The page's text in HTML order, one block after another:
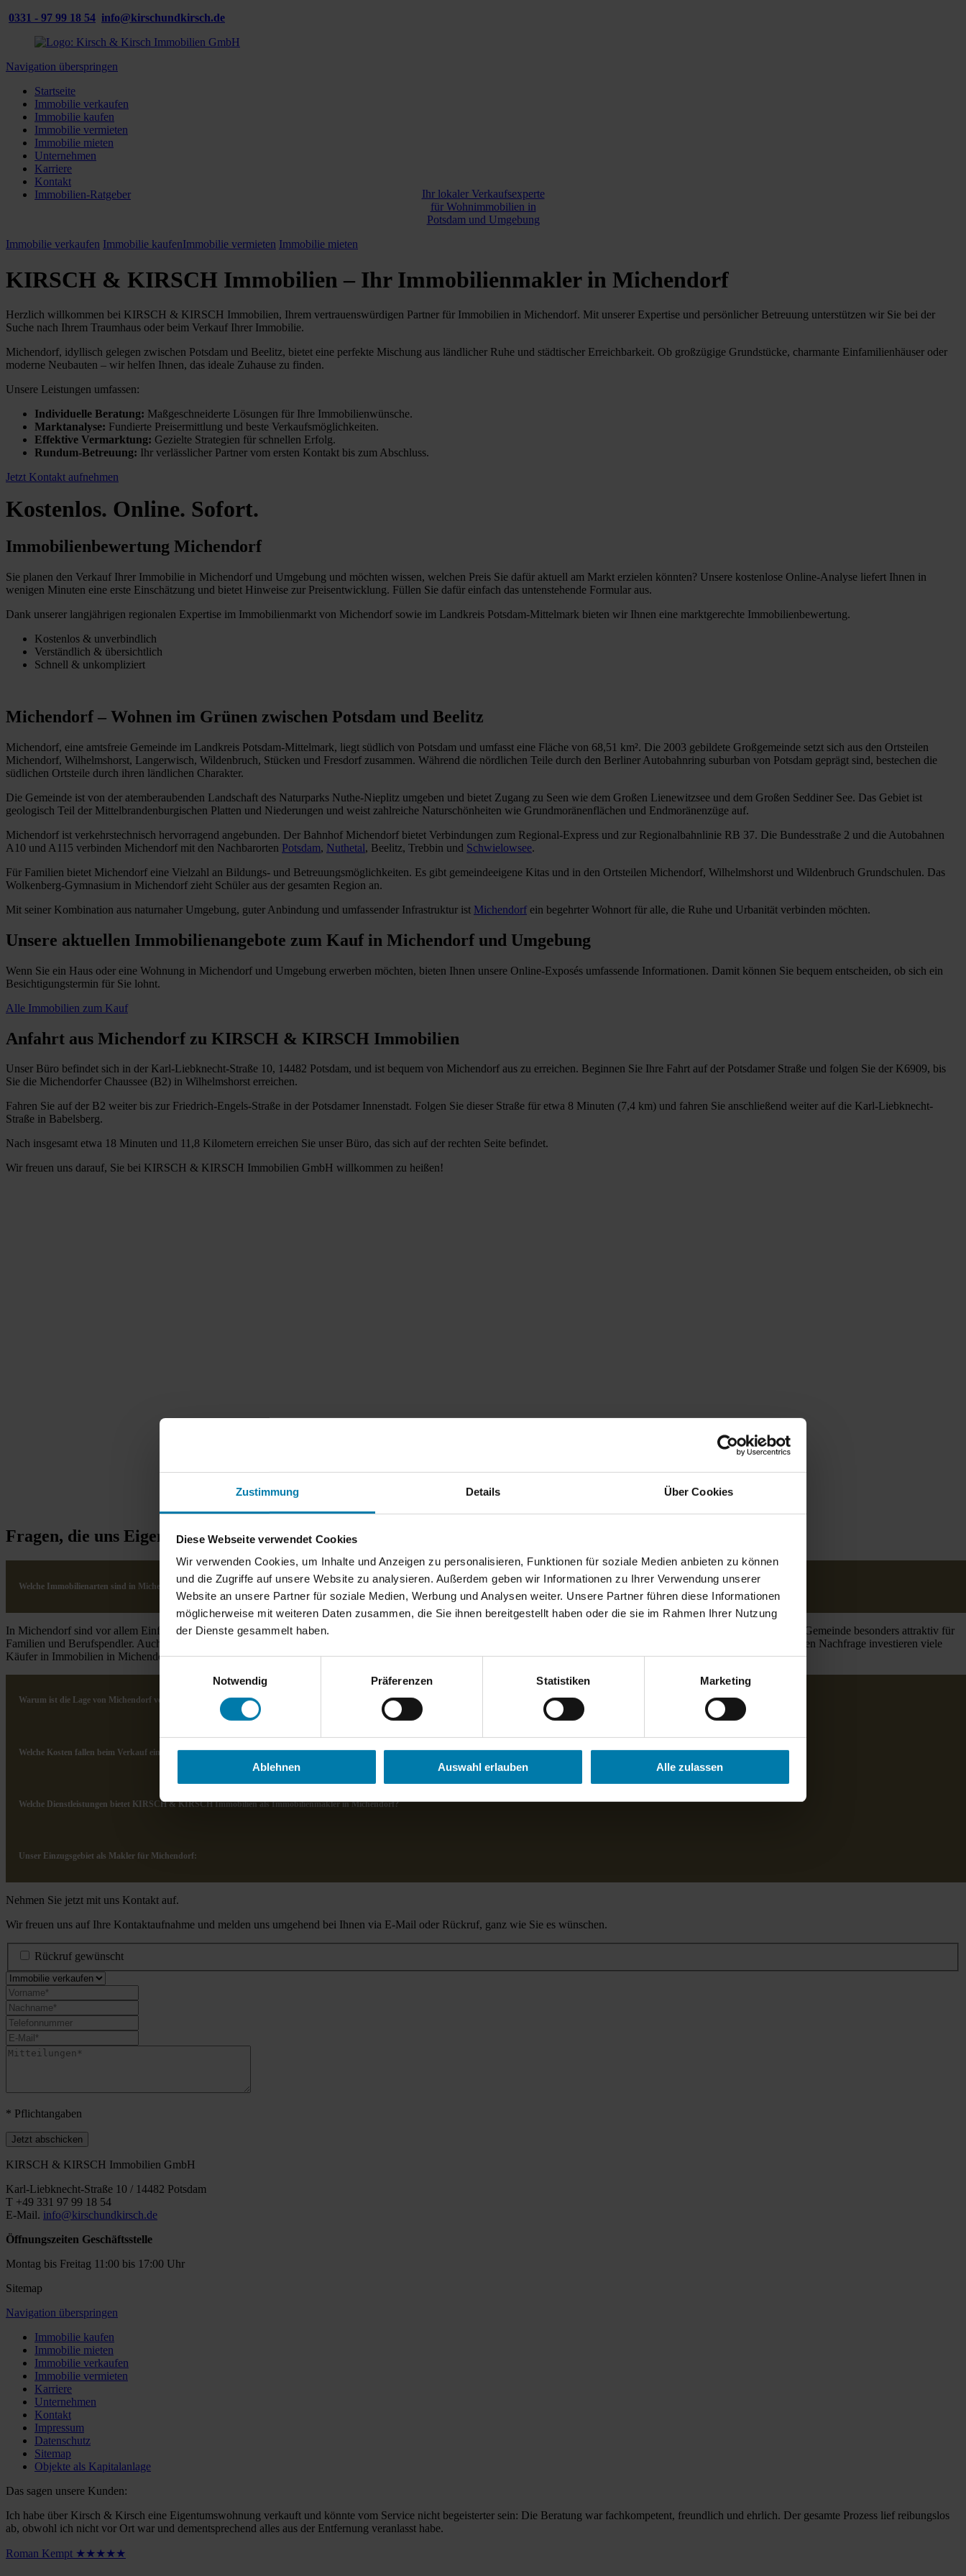
Zustimmung Details Über Cookies
Diese Webseite verwendet Cookies
Wir verwenden Cookies, um Inhalte und Anzeigen zu personalisieren, Funktionen für soziale Medien anbieten zu können
und die Zugriffe auf unsere Website zu analysieren. Außerdem geben wir Informationen zu Ihrer Verwendung unserer
Website an unsere Partner für soziale Medien, Werbung und Analysen weiter. Unsere Partner führen diese Informationen
möglicherweise mit weiteren Daten zusammen, die Sie ihnen bereitgestellt haben oder die sie im Rahmen Ihrer Nutzung
der Dienste gesammelt haben.
Einwilligungsauswahl
Notwendig
Präferenzen Statistiken Marketing
Ablehnen Auswahl erlauben Alle zulassen
0331 - 97 99 18 54 info@kirschundkirsch.de
Navigation überspringen
Startseite
Immobilie verkaufen
Immobilie kaufen
Immobilie vermieten
Immobilie mieten
Unternehmen
Karriere
Kontakt
Immobilien-Ratgeber
Ihr lokaler Verkaufsexperte
für Wohnimmobilien in
Potsdam und Umgebung
Immobilie verkaufen Immobilie kaufenImmobilie vermieten Immobilie mieten
KIRSCH & KIRSCH Immobilien – Ihr Immobilienmakler in Michendorf
Herzlich willkommen bei KIRSCH & KIRSCH Immobilien, Ihrem vertrauenswürdigen Partner für Immobilien in Michendorf. Mit unserer Expertise und persönlicher Betreuung unterstützen wir Sie bei der
Suche nach Ihrem Traumhaus oder beim Verkauf Ihrer Immobilie.
Michendorf, idyllisch gelegen zwischen Potsdam und Beelitz, bietet eine perfekte Mischung aus ländlicher Ruhe und städtischer Erreichbarkeit. Ob großzügige Grundstücke, charmante Einfamilienhäuser oder
moderne Neubauten – wir helfen Ihnen, das ideale Zuhause zu finden.
Unsere Leistungen umfassen:
Individuelle Beratung: Maßgeschneiderte Lösungen für Ihre Immobilienwünsche.
Marktanalyse: Fundierte Preisermittlung und beste Verkaufsmöglichkeiten.
Effektive Vermarktung: Gezielte Strategien für schnellen Erfolg.
Rundum-Betreuung: Ihr verlässlicher Partner vom ersten Kontakt bis zum Abschluss.
Jetzt Kontakt aufnehmen
Kostenlos. Online. Sofort.
Immobilienbewertung Michendorf
Sie planen den Verkauf Ihrer Immobilie in Michendorf und Umgebung und möchten wissen, welchen Preis Sie dafür aktuell am Markt erzielen könnten? Unsere kostenlose Online-Analyse liefert Ihnen in
wenigen Minuten eine erste Einschätzung und bietet Hinweise zur Preisentwicklung. Füllen Sie dafür einfach das untenstehende Formular aus.
Dank unserer langjährigen regionalen Expertise im Immobilienmarkt von Michendorf sowie im Landkreis Potsdam-Mittelmark bieten wir Ihnen eine marktgerechte Immobilienbewertung.
Kostenlos & unverbindlich
Verständlich & übersichtlich
Schnell & unkompliziert
Michendorf – Wohnen im Grünen zwischen Potsdam und Beelitz
Michendorf, eine amtsfreie Gemeinde im Landkreis Potsdam-Mittelmark, liegt südlich von Potsdam und umfasst eine Fläche von 68,51 km². Die 2003 gebildete Großgemeinde setzt sich aus den Ortsteilen
Michendorf, Wilhelmshorst, Langerwisch, Wildenbruch, Stücken und Fresdorf zusammen. Während die nördlichen Teile durch den Berliner Autobahnring suburban von Potsdam geprägt sind, bestechen die
südlichen Ortsteile durch ihren ländlichen Charakter.
Die Gemeinde ist von der atemberaubenden Landschaft des Naturparks Nuthe-Nieplitz umgeben und bietet Zugang zu Seen wie dem Großen Lienewitzsee und dem Großen Seddiner See. Das Gebiet ist
geologisch Teil der Mittelbrandenburgischen Platten und Niederungen und weist zahlreiche Naturschönheiten wie Grundmoränenflächen und Endmoränenzüge auf.
Michendorf ist verkehrstechnisch hervorragend angebunden. Der Bahnhof Michendorf bietet Verbindungen zum Regional-Express und zur Regionalbahnlinie RB 37. Die Bundesstraße 2 und die Autobahnen
A10 und A115 verbinden Michendorf mit den Nachbarorten Potsdam, Nuthetal, Beelitz, Trebbin und Schwielowsee.
Für Familien bietet Michendorf eine Vielzahl an Bildungs- und Betreuungsmöglichkeiten. Es gibt gemeindeeigene Kitas und in den Ortsteilen Michendorf, Wilhelmshorst und Wildenbruch Grundschulen. Das
Wolkenberg-Gymnasium in Michendorf zieht Schüler aus der gesamten Region an.
Mit seiner Kombination aus naturnaher Umgebung, guter Anbindung und umfassender Infrastruktur ist Michendorf ein begehrter Wohnort für alle, die Ruhe und Urbanität verbinden möchten.
Unsere aktuellen Immobilienangebote zum Kauf in Michendorf und Umgebung
Wenn Sie ein Haus oder eine Wohnung in Michendorf und Umgebung erwerben möchten, bieten Ihnen unsere Online-Exposés umfassende Informationen. Damit können Sie bequem entscheiden, ob sich ein
Besichtigungstermin für Sie lohnt.
Alle Immobilien zum Kauf
Anfahrt aus Michendorf zu KIRSCH & KIRSCH Immobilien
Unser Büro befindet sich in der Karl-Liebknecht-Straße 10, 14482 Potsdam, und ist bequem von Michendorf aus zu erreichen. Beginnen Sie Ihre Fahrt auf der Potsdamer Straße und folgen Sie der K6909, bis
Sie die Michendorfer Chaussee (B2) in Wilhelmshorst erreichen.
Fahren Sie auf der B2 weiter bis zur Friedrich-Engels-Straße in der Potsdamer Innenstadt. Folgen Sie dieser Straße für etwa 8 Minuten (7,4 km) und fahren Sie anschließend weiter auf die Karl-Liebknecht-
Straße in Babelsberg.
Nach insgesamt etwa 18 Minuten und 11,8 Kilometern erreichen Sie unser Büro, das sich auf der rechten Seite befindet.
Wir freuen uns darauf, Sie bei KIRSCH & KIRSCH Immobilien GmbH willkommen zu heißen!
Fragen, die uns Eigentümer und Käufer als Makler aus Michendorf häufig stellen
Welche Immobilienarten sind in Michendorf besonders gefragt?
In Michendorf sind vor allem Einfamilienhäuser, Reihenhäuser und großzügige Grundstücke sehr begehrt. Die naturnahe Lage und die gute Anbindung an Potsdam machen die Gemeinde besonders attraktiv für
Familien und Berufspendler. Auch moderne Neubauten erfreuen sich wachsender Beliebtheit, da sie hohen Wohnkomfort in ländlicher Umgebung bieten. Aufgrund der steigenden Nachfrage investieren viele
Käufer in Immobilien in Michendorf, um von der ruhigen Wohnlage und den umfassenden Freizeitmöglichkeiten zu profitieren.
Warum ist die Lage von Michendorf vorteilhaft für Immobilienkäufer?
Welche Kosten fallen beim Verkauf einer Immobilie in Michendorf an?
Welche Dienstleistungen bietet KIRSCH & KIRSCH Immobilien als Immobilienmakler in Michendorf?
Unser Einzugsgebiet als Makler für Michendorf:
Nehmen Sie jetzt mit uns Kontakt auf.
Wir freuen uns auf Ihre Kontaktaufnahme und melden uns umgehend bei Ihnen via E-Mail oder Rückruf, ganz wie Sie es wünschen.
Rückruf gewünscht
* Pflichtangaben
Jetzt abschicken
KIRSCH & KIRSCH Immobilien GmbH
Karl-Liebknecht-Straße 10 / 14482 Potsdam
T +49 331 97 99 18 54
E-Mail. info@kirschundkirsch.de
Öffnungszeiten Geschäftsstelle
Montag bis Freitag 11:00 bis 17:00 Uhr
Sitemap
Navigation überspringen
Immobilie kaufen
Immobilie mieten
Immobilie verkaufen
Immobilie vermieten
Karriere
Unternehmen
Kontakt
Impressum
Datenschutz
Sitemap
Objekte als Kapitalanlage
Das sagen unsere Kunden:
Ich habe über Kirsch & Kirsch eine Eigentumswohnung verkauft und könnte vom Service nicht begeisterter sein: Die Beratung war fachkompetent, freundlich und ehrlich. Der gesamte Prozess lief reibungslos
ab, obwohl ich nicht vor Ort war und dementsprechend alles aus der Entfernung veranlasst habe.
Roman Kempt ★★★★★